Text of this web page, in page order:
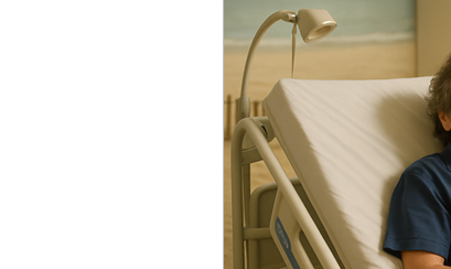
SGEM PT Podcast
ACC Maio 2026
Fevereiro 2026